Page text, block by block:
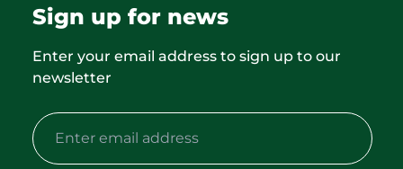
Sign up for news
Enter your email address to sign up to our
newsletter